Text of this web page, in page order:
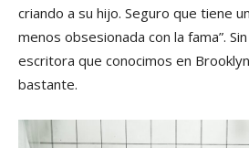
criando a su hijo. Seguro que tiene
menos obsesionada con la fama”.
escritora que conocimos en
bastante.